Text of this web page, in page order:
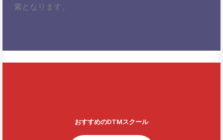
素となります。
おすすめのDTMスクール